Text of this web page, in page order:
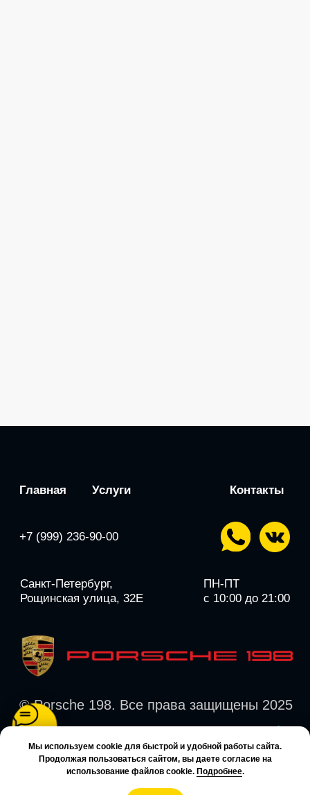
Мы используем cookie для быстрой и удобной работы сайта.
Продолжая пользоваться сайтом, вы даете согласие на
использование файлов cookie. Подробнее.